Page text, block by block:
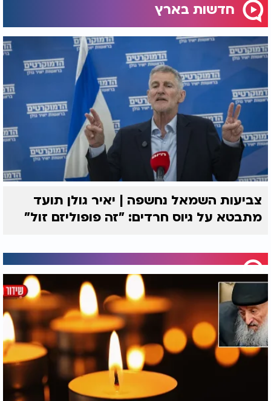
חדשות בארץ
צביעות השמאל נחשפה | יאיר גולן תועד
מתבטא על גיוס חרדים: "זה פופוליזם זול"